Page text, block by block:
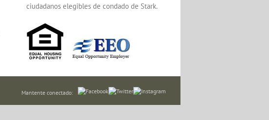
ciudadanos elegibles de condado de Stark.
Mantente conectado: